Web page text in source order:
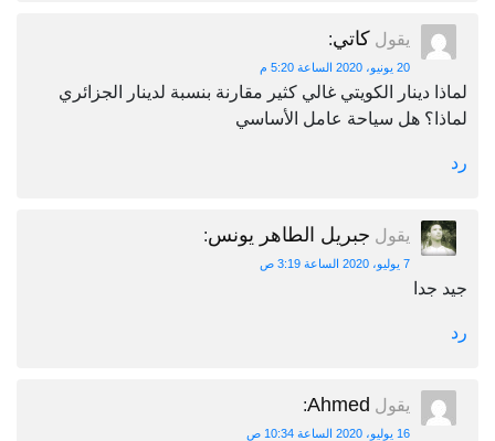
يقول كاتي:
20 يونيو، 2020 الساعة 5:20 م
لماذا دينار الكويتي غالي كثير مقارنة بنسبة لدينار الجزائري
لماذا؟ هل سياحة عامل الأساسي
رد
يقول جبريل الطاهر يونس:
7 يوليو، 2020 الساعة 3:19 ص
جيد جدا
رد
يقول Ahmed
:
16 يوليو، 2020 الساعة 10:34 ص